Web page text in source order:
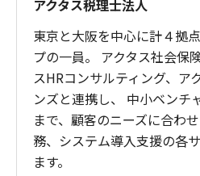
くまでも資産の譲渡と
課税されるものである
与時には利用見込分
ポイントが利用された
ことになります。した
は、収益認識基準と法
致するものの、消費
生じます。
アクタス税理士法人
東京と大阪を中心に計４拠
プの一員。 アクタス社会保
スHRコンサルティング、ア
ンズと連携し、 中小ベンチ
まで、顧客のニーズに合わ
務、システム導入支援の各
ます。